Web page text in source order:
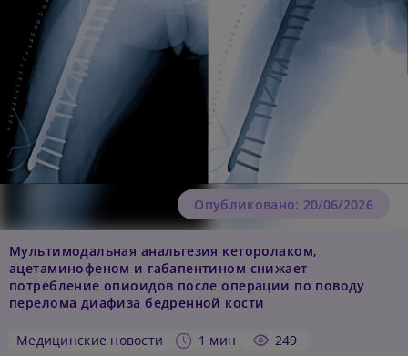
Мультимодальная анальгезия кеторолаком,
ацетаминофеном и габапентином снижает
потребление опиоидов после операции по поводу
перелома диафиза бедренной кости
медицинские новости 1 мин 249
Опубликовано: 20/06/2026